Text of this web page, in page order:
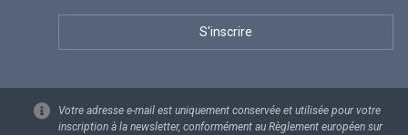
Votre adresse e-mail est uniquement conservée et utilisée pour votre
inscription à la newsletter, conformément au Règlement européen sur